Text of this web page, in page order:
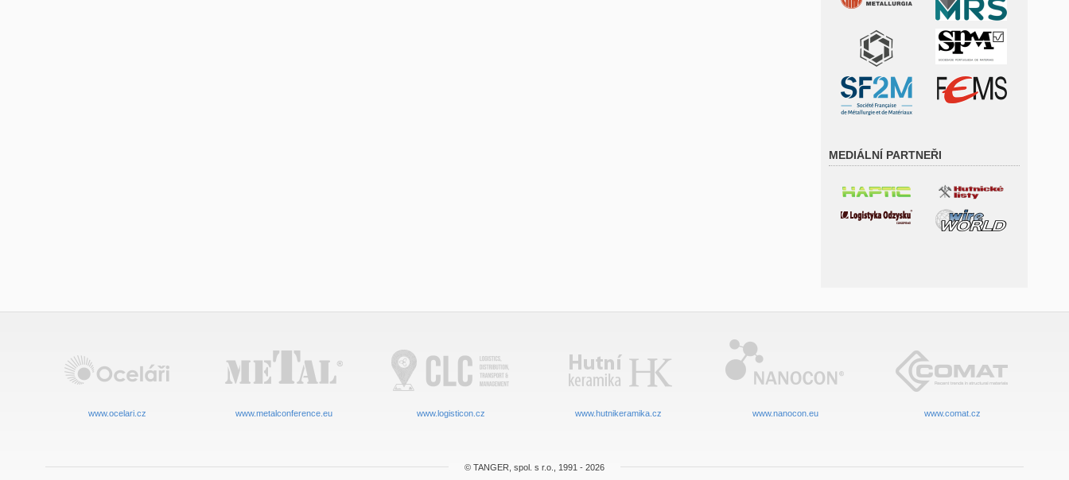
MEDIÁLNÍ PARTNEŘI
www.ocelari.cz www.metalconference.eu www.logisticon.cz www.hutnikeramika.cz www.nanocon.eu www.comat.cz
© TANGER, spol. s r.o., 1991 - 2026